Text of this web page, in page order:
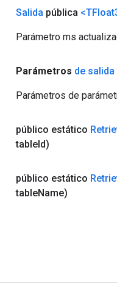
Salida pública
Parámetro ms
Parámetros de salida
Parámetros de
público estático
tableId)
público estático
tableName)